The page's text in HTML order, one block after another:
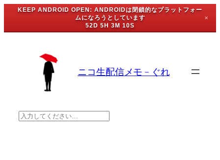
KEEP ANDROID OPEN: ANDROIDは閉鎖的なプラットフォー
ムになろうとしています
52D 5H 3M 10S
✕
ニコ生配信メモ – ぐれ
検